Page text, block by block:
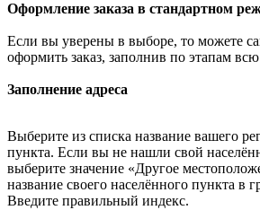
Оформление заказа в стандартном
Если вы уверены в выборе, то можете
оформить заказ, заполнив по этапам
Заполнение адреса
Выберите из списка название вашего
пункта. Если вы не нашли свой
выберите значение «Другое
название своего населённого пункта в
Введите правильный индекс.